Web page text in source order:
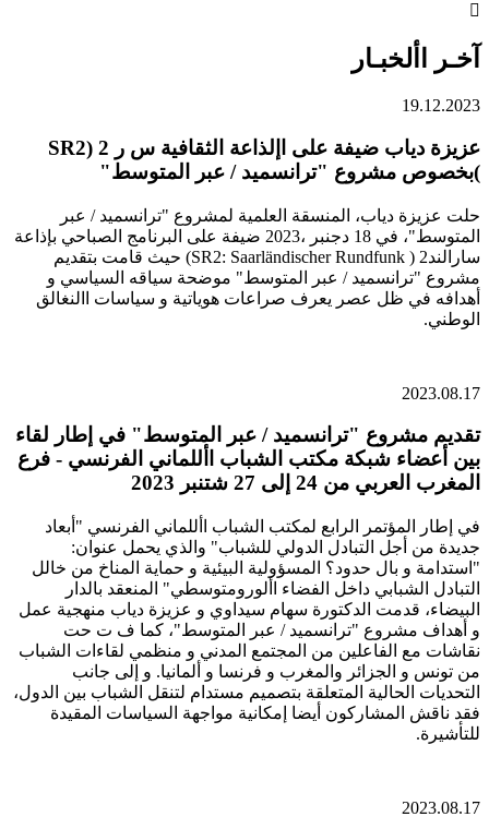

آخـر األخبـار
19.12.2023
عزيزة دياب ضيفة على اإلذاعة الثقافية س ر 2 (SR2
)بخصوص مشروع "ترانسميد / عبر المتوسط"
حلت عزيزة دياب، المنسقة العلمية لمشروع "ترانسميد / عبر
المتوسط"، في 18 دجنبر ،2023 ضيفة على البرنامج الصباحي بإذاعة
سارالند2 ( SR2: Saarländischer Rundfunk) حيث قامت بتقديم
مشروع "ترانسميد / عبر المتوسط" موضحة سياقه السياسي و
أهدافه في ظل عصر يعرف صراعات هوياتية و سياسات االنغالق
الوطني.
2023.08.17
تقديم مشروع "ترانسميد / عبر المتوسط" في إطار لقاء
بين أعضاء شبكة مكتب الشباب األلماني الفرنسي - فرع
المغرب العربي من 24 إلى 27 شتنبر 2023
في إطار المؤتمر الرابع لمكتب الشباب األلماني الفرنسي "أبعاد
جديدة من أجل التبادل الدولي للشباب" والذي يحمل عنوان:
"استدامة و بال حدود؟ المسؤولية البيئية و حماية المناخ من خالل
التبادل الشبابي داخل الفضاء األورومتوسطي" المنعقد بالدار
البيضاء، قدمت الدكتورة سهام سيداوي و عزيزة دياب منهجية عمل
و أهداف مشروع "ترانسميد / عبر المتوسط"، كما ف ت حت
نقاشات مع الفاعلين من المجتمع المدني و منظمي لقاءات الشباب
من تونس و الجزائر والمغرب و فرنسا و ألمانيا. و إلى جانب
التحديات الحالية المتعلقة بتصميم مستدام لتنقل الشباب بين الدول،
فقد ناقش المشاركون أيضا إمكانية مواجهة السياسات المقيدة
للتأشيرة.
2023.08.17